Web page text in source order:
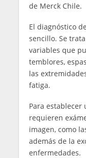
de Merck Chile.
El diagnóstico
sencillo. Se
variables que
temblores,
las
fatiga.
Para establecer
requieren
imagen, como
además de la
enfermedades.